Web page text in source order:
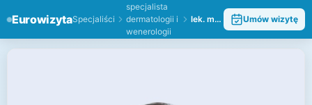
EurowizytaSpecjaliści
specjalista
dermatologii i
wenerologii
lek. med. Lidia Jantas Umów wizytę